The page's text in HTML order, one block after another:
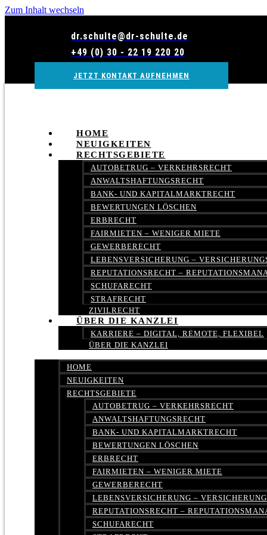
Zum Inhalt wechseln
dr.schulte@dr-schulte.de
+49 (0) 30 - 22 19 220 20
JETZT KONTAKT AUFNEHMEN
HOME
NEUIGKEITEN
RECHTSGEBIETE
AUTOBETRUG – VERKEHRSRECHT
ANWALTSHAFTUNGSRECHT
BANK- UND KAPITALMARKTRECHT
BEWERTUNGEN LÖSCHEN
ERBRECHT
FAIRMIETEN – WENIGER MIETE
GEWERBERECHT
LEBENSVERSICHERUNG –
REPUTATIONSRECHT –
SCHUFARECHT
STRAFRECHT
ZIVILRECHT
ÜBER DIE KANZLEI
KARRIERE – DIGITAL, REMOTE, FLEXIBEL
ÜBER DIE KANZLEI
HOME
NEUIGKEITEN
RECHTSGEBIETE
AUTOBETRUG – VERKEHRSRECHT
ANWALTSHAFTUNGSRECHT
BANK- UND KAPITALMARKTRECHT
BEWERTUNGEN LÖSCHEN
ERBRECHT
FAIRMIETEN – WENIGER MIETE
GEWERBERECHT
LEBENSVERSICHERUNG –
REPUTATIONSRECHT –
SCHUFARECHT